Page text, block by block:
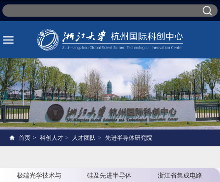
首页 > 科创人才 > 人才团队 > 先进半导体研究院
极端光学技术与
硅及先进半导体
浙江省集成电路